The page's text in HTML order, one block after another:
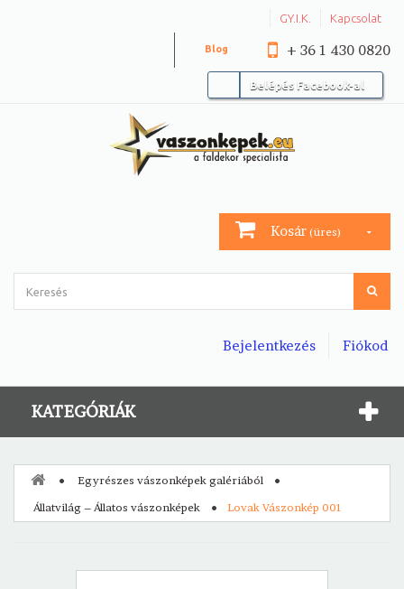
GY.I.K. Kapcsolat
+ 36 1 430 0820
Blog
Belépés Facebook-al
Kosár (üres)
Fiókod
Bejelentkezés
KATEGÓRIÁK
Egyrészes vászonképek galériából
Állatvilág – Állatos vászonképek
Lovak Vászonkép 001